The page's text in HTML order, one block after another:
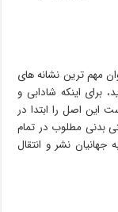
مهم ترین نشانه‌ های
برای اینکه شادابی و
این اصل را ابتدا در
بدنی مطلوب در تمام
نشر و انتقال